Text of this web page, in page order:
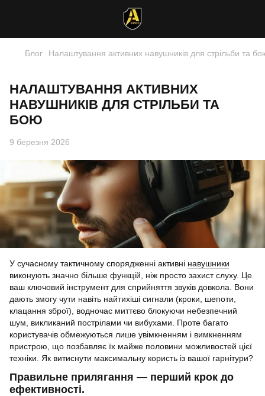
Блог Налаштування активних навушників для стрільби та
НАЛАШТУВАННЯ АКТИВНИХ
НАВУШНИКІВ ДЛЯ СТРІЛЬБИ ТА
БОЮ
9 березня 2026
У сучасному тактичному спорядженні активні навушники
виконують значно більше функцій, ніж просто захист слуху. Це
ваш ключовий інструмент для сприйняття звуків довкола. Вони
дають змогу чути навіть найтихіші сигнали (кроки, шепоти,
клацання зброї), водночас миттєво блокуючи небезпечний
шум, викликаний пострілами чи вибухами. Проте багато
користувачів обмежуються лише увімкненням і вимкненням
пристрою, що позбавляє їх майже половини можливостей цієї
техніки. Як витиснути максимальну користь із вашої гарнітури?
Правильне прилягання — перший крок до
ефективності.